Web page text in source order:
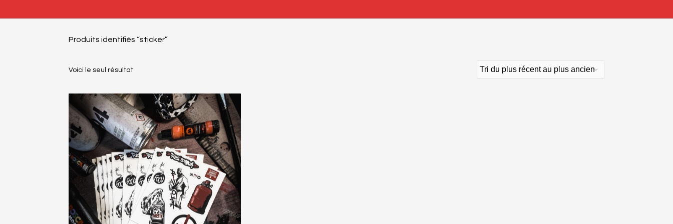
Produits identifiés “sticker”
Voici le seul résultat